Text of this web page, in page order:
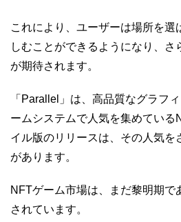
これにより、ユーザーは場所を選
しむことができるようになり、さ
が期待されます。
「Parallel」は、高品質なグラフ
ームシステムで人気を集めている
イル版のリリースは、その人気を
があります。
NFTゲーム市場は、まだ黎明期で
されています。